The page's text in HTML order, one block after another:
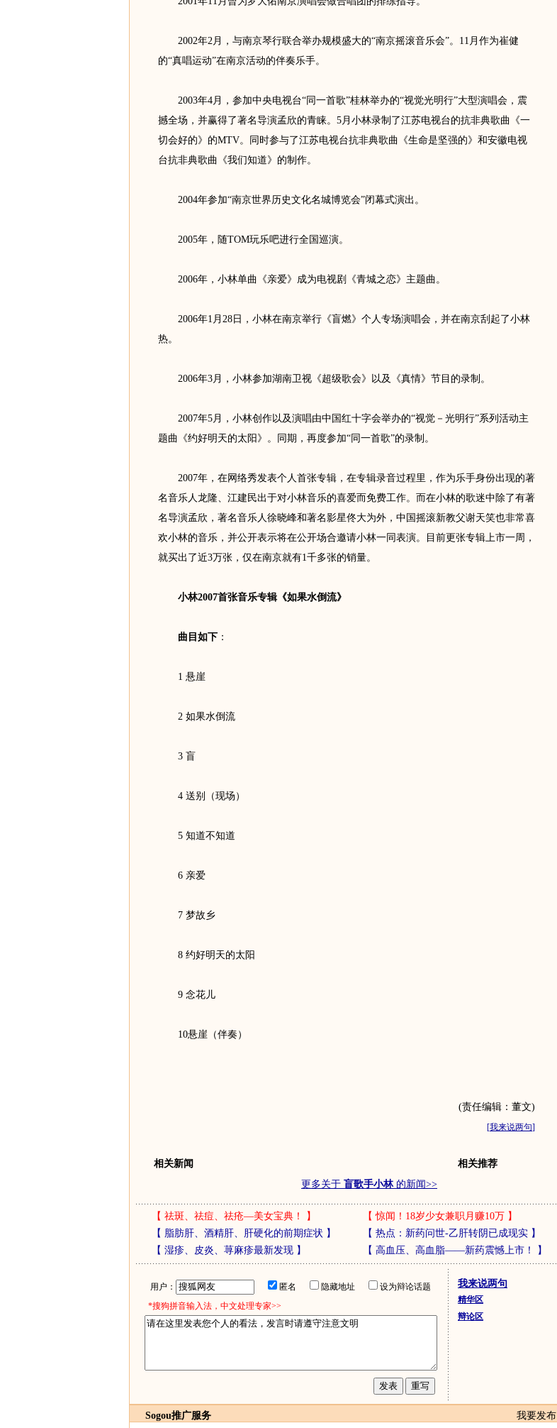
2002年2月，与南京琴行联合举办规模盛大的“南京摇滚音乐会”。11月作为崔健
的“真唱运动”在南京活动的伴奏乐手。
2003年4月，参加中央电视台“同一首歌”桂林举办的“视觉光明行”大型演唱会，震
撼全场，并赢得了著名导演孟欣的青睐。5月小林录制了江苏电视台的抗非典歌曲《一
切会好的》的MTV。同时参与了江苏电视台抗非典歌曲《生命是坚强的》和安徽电视
台抗非典歌曲《我们知道》的制作。
2004年参加“南京世界历史文化名城博览会”闭幕式演出。
2005年，随TOM玩乐吧进行全国巡演。
2006年，小林单曲《亲爱》成为电视剧《青城之恋》主题曲。
2006年1月28日，小林在南京举行《盲燃》个人专场演唱会，并在南京刮起了小林
热。
2006年3月，小林参加湖南卫视《超级歌会》以及《真情》节目的录制。
2007年5月，小林创作以及演唱由中国红十字会举办的“视觉－光明行”系列活动主
题曲《约好明天的太阳》。同期，再度参加“同一首歌”的录制。
2007年，在网络秀发表个人首张专辑，在专辑录音过程里，作为乐手身份出现的著
名音乐人龙隆、江建民出于对小林音乐的喜爱而免费工作。而在小林的歌迷中除了有著
名导演孟欣，著名音乐人徐晓峰和著名影星佟大为外，中国摇滚新教父谢天笑也非常喜
欢小林的音乐，并公开表示将在公开场合邀请小林一同表演。目前更张专辑上市一周，
就买出了近3万张，仅在南京就有1千多张的销量。
小林2007首张音乐专辑《如果水倒流》
曲目如下 ：
1 悬崖
2 如果水倒流
3 盲
4 送别（现场）
5 知道不知道
6 亲爱
7 梦故乡
8 约好明天的太阳
9 念花儿
10悬崖（伴奏）
(责任编辑：董文)
[我来说两句]
相关新闻
更多关于 盲歌手小林的新闻>>
相关推荐
【 祛斑、祛痘、祛疮—美女宝典！ 】 【惊闻！18岁少女兼职月赚10万】
【 脂肪肝、酒精肝、肝硬化的前期症状 】 【 热点：新药问世-乙肝转阴已成现实】
【 湿疹、皮炎、荨麻疹最新发现】 【 高血压、高血脂——新药震憾上市！ 】
用户： 匿名 隐藏地址
设为辩论话题
*搜狗拼音输入法，中文处理专家>>
我来说两句
精华区
辩论区
我要发布
Sogou推广服务